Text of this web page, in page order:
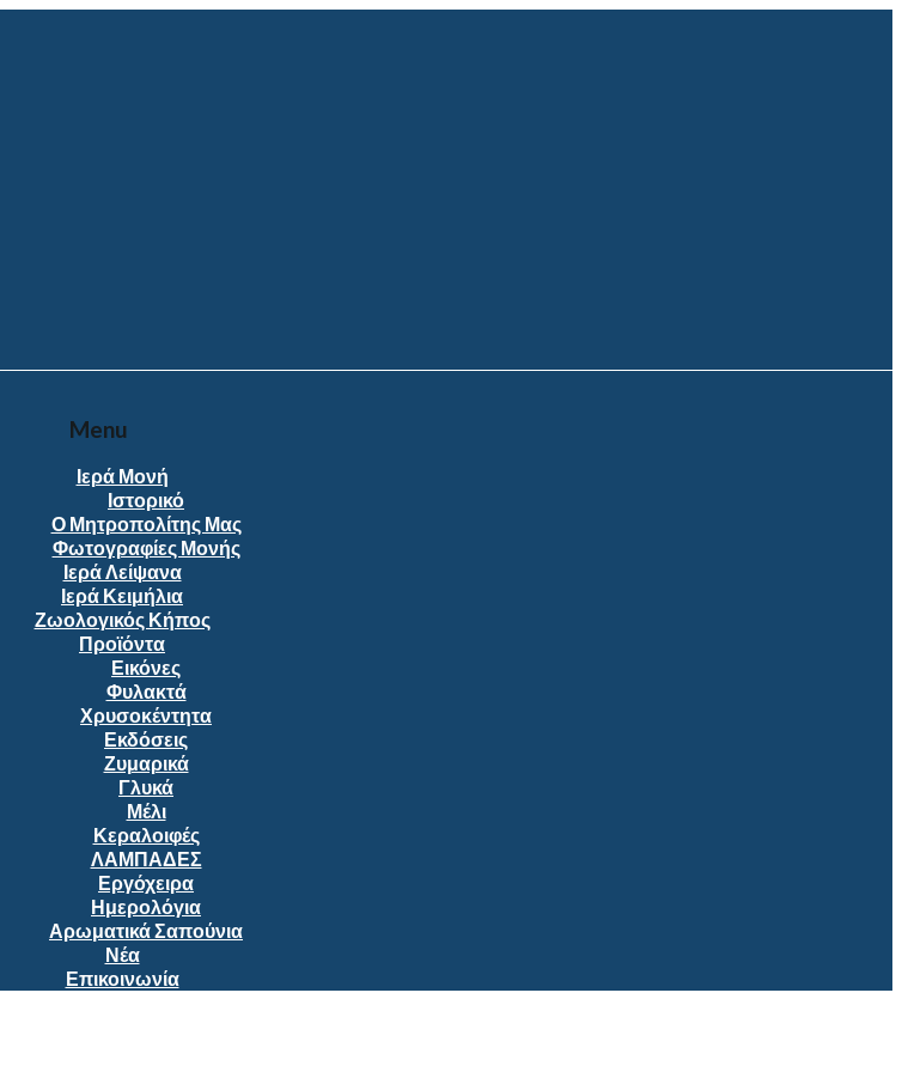
Menu
Ιερά Μονή
Ιστορικό
Ο Μητροπολίτης Μας
Φωτογραφίες Μονής
Ιερά Λείψανα
Ιερά Κειμήλια
Ζωολογικός Κήπος
Προϊόντα
Εικόνες
Φυλακτά
Χρυσοκέντητα
Εκδόσεις
Ζυμαρικά
Γλυκά
Μέλι
Κεραλοιφές
ΛΑΜΠΑΔΕΣ
Εργόχειρα
Ημερολόγια
Αρωματικά Σαπούνια
Νέα
Επικοινωνία